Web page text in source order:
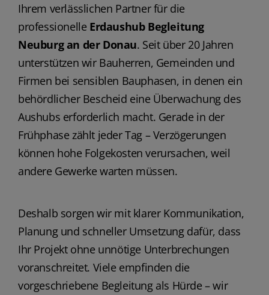
Ihrem verlässlichen Partner für die
professionelle Erdaushub Begleitung
Neuburg an der Donau. Seit über 20 Jahren
unterstützen wir Bauherren, Gemeinden und
Firmen bei sensiblen Bauphasen, in denen ein
behördlicher Bescheid eine Überwachung des
Aushubs erforderlich macht. Gerade in der
Frühphase zählt jeder Tag – Verzögerungen
können hohe Folgekosten verursachen, weil
andere Gewerke warten müssen.
Deshalb sorgen wir mit klarer Kommunikation,
Planung und schneller Umsetzung dafür, dass
Ihr Projekt ohne unnötige Unterbrechungen
voranschreitet. Viele empfinden die
vorgeschriebene Begleitung als Hürde – wir